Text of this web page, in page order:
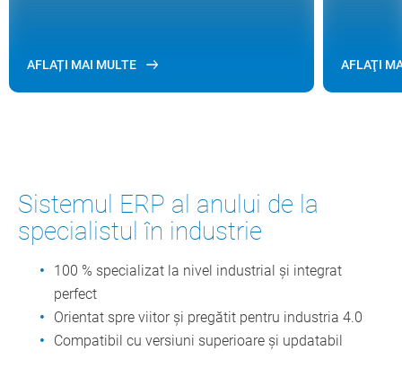
AFLAȚI MAI MULTE AFLAŢI
Sistemul ERP al anului de la
specialistul în industrie
100 % specializat la nivel industrial și integrat
perfect
Orientat spre viitor și pregătit pentru industria 4.0
Compatibil cu versiuni superioare și updatabil